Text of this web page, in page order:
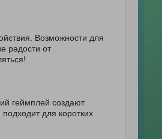
Возможности для
радости от
геймплей создают
для коротких